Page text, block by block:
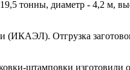
тонны, диаметр - 4,2 м,
Отгрузка заготовок
штамповки изготовили